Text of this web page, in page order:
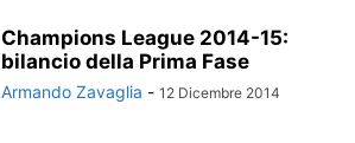
Champions League 2014-15:
bilancio della Prima Fase
Armando Zavaglia - 12 Dicembre 2014